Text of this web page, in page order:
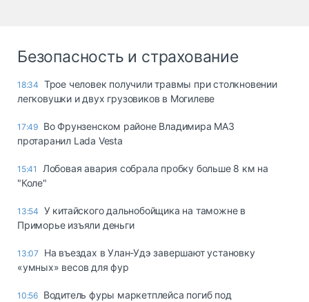
Безопасность и страхование
18:34 Трое человек получили травмы при столкновении
легковушки и двух грузовиков в Могилеве
17:49 Во Фрунзенском районе Владимира МАЗ
протаранил Lada Vesta
15:41
Лобовая авария собрала пробку больше 8 км на
"Коле"
13:54 У китайского дальнобойщика на таможне в
Приморье изъяли деньги
13:07
Ha въeздax в Улaн-Удэ зaвepшaют ycтaнoвкy
«yмныx» вecoв для фyp
10:56 Водитель фуры маркетплейса погиб под